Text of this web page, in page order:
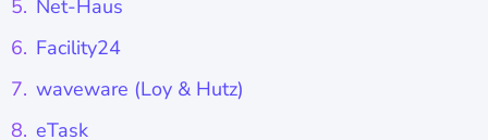
Net-Haus
Facility24
waveware (Loy & Hutz)
eTask